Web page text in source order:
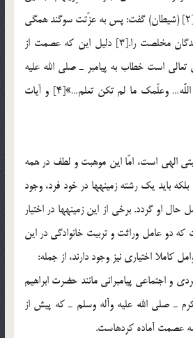
الاّ عبادك منهم المخلصين»[2] (شيطان) گفت: پس به عزّتت سوگند همگي
را گمراه خواهم کرد، مگر بندگان مخلصت را.[3] دليل اين كه عصمت از
است خطاب به پيامبر ـ صلي الله عليه
وآله وسلم ـ : «ولولا فضل اللَّه… وعلّمك ما لم تكن تعلم…»[4] و آيات
است، امّا اين موهبت و لطف در همه
بايد يك رشته زمينه‏ها در خود فرد، وجود
او گردد. برخي از اين زمينه‏ها در اختيار
دو عامل وراثت و تربيت خانوادگي در اين
كاملا اختياري نيز وجود دارند، از جمله:
و اجتماعي پيامبراني مانند حضرت ابراهيم
ـ صلي الله عليه وآله وسلم ـ كه پيش از
عصمت آماده كرده‏است.